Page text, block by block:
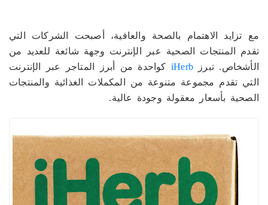
مع تزايد الاهتمام بالصحة والعافية، أصبحت الشركات التي
تقدم المنتجات الصحية عبر الإنترنت وجهة شائعة للعديد من
الأشخاص. تبرزiHerb كواحدة من أبرز المتاجر عبر الإنترنت
التي تقدم مجموعة متنوعة من المكملات الغذائية والمنتجات
الصحية بأسعار معقولة وجودة عالية.